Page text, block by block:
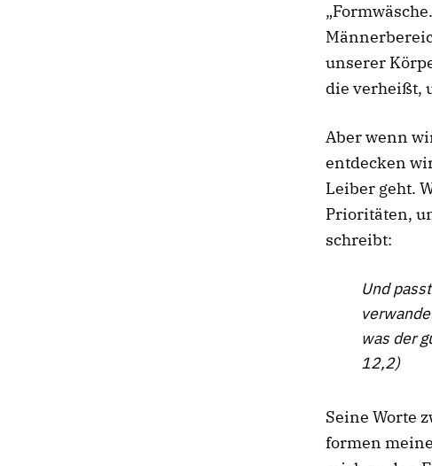
unserer
die verheißt,
Aber wenn
entdecken
Leiber geht.
Prioritäten,
schreibt:
Und
was der
12,2)
Seine Worte
formen